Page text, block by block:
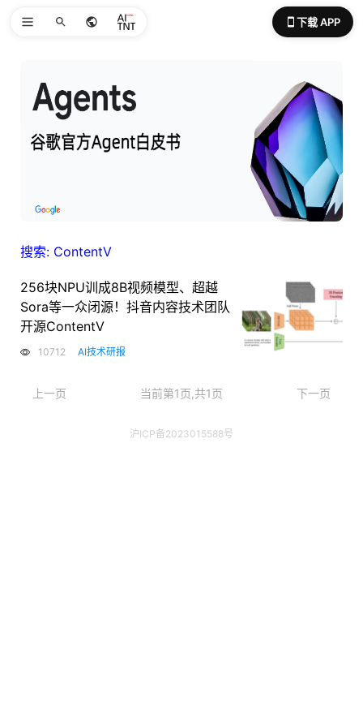
下载 APP
搜索: ContentV
256块NPU训成8B视频模型、超越
Sora等一众闭源！抖音内容技术团队
开源ContentV
10712 AI技术研报
上一页 当前第1页,共1页 下一页
沪ICP备2023015588号